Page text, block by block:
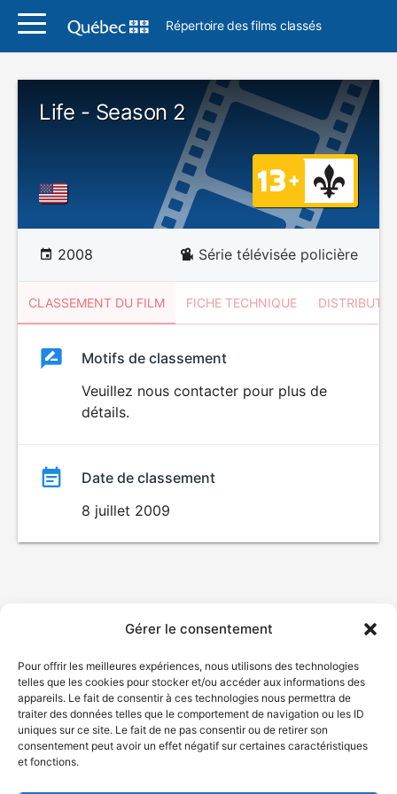
Gérer le consentement
Pour offrir les meilleures expériences, nous utilisons des technologies
telles que les cookies pour stocker et/ou accéder aux informations des
appareils. Le fait de consentir à ces technologies nous permettra de
traiter des données telles que le comportement de navigation ou les ID
uniques sur ce site. Le fait de ne pas consentir ou de retirer son
consentement peut avoir un effet négatif sur certaines caractéristiques
et fonctions.
Répertoire des films classés
Life - Season 2
2008 Série télévisée policière
CLASSEMENT DU FILM FICHE TECHNIQUE
ClassementClassement
Motifs de classement
Veuillez nous contacter pour plus de
détails.
Date de classement
8 juillet 2009